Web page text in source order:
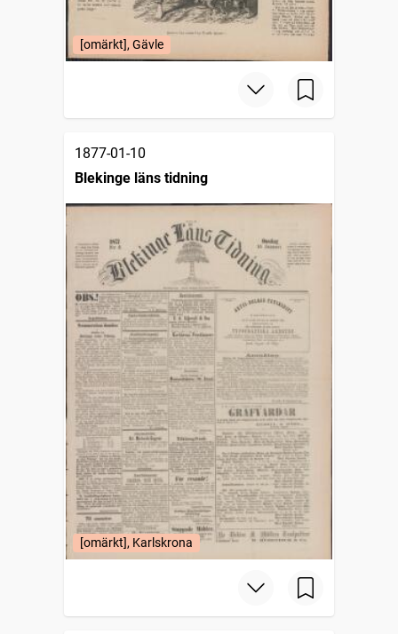
[omärkt], Gävle
1877-01-10
Blekinge läns tidning
[omärkt], Karlskrona